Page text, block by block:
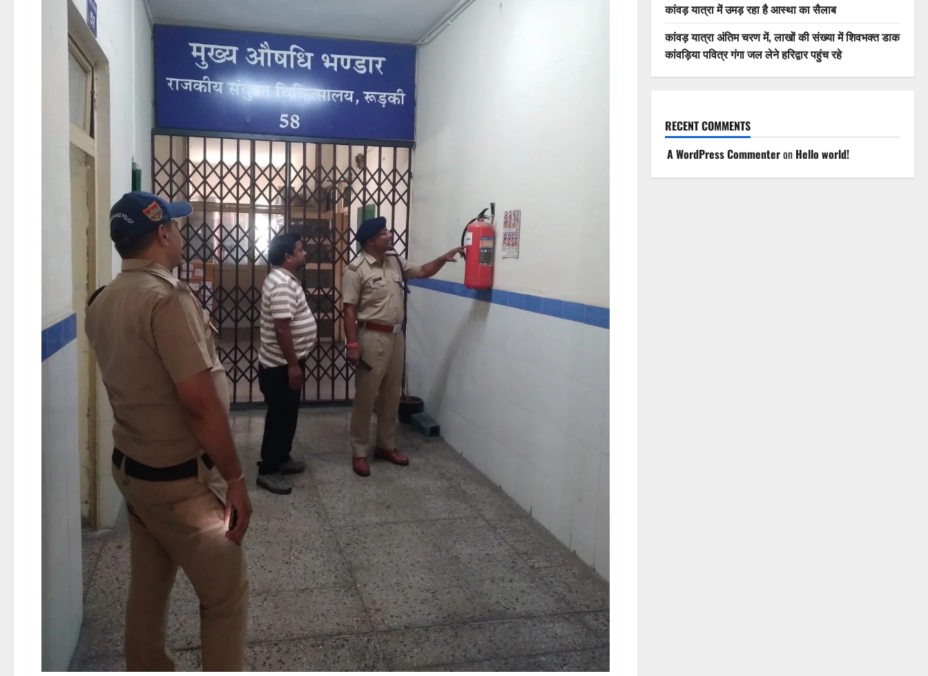
कांवड़ यात्रा में उमड़ रहा है आस्था का सैलाब
कांवड़ यात्रा अंतिम चरण में, लाखों की संख्या में शिवभक्त डाक
कांवड़िया पवित्र गंगा जल लेने हरिद्वार पहुंच रहे
RECENT COMMENTS
A WordPress Commenteron Hello world!